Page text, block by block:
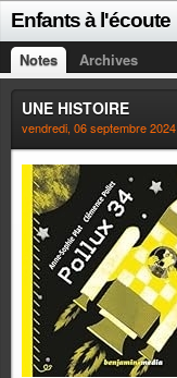
Enfants à l'écoute
Notes Archives
UNE HISTOIRE
vendredi, 06 septembre 2024